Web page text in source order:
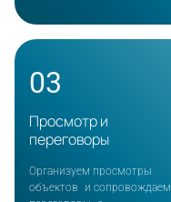
03
Просмотр и
переговоры
Организуем просмотры
объектов и сопровождаем